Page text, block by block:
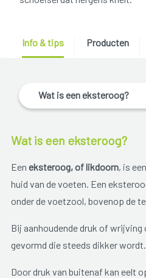
Info & tips Producten
Wat is een eksteroog?
Wat is een eksteroog?
Een eksteroog, of likdoorn, is
huid van de voeten. Een
onder de voetzool, bovenop de
Bij aanhoudende druk of wrijving
gevormd die steeds dikker wordt.
Door druk van buitenaf kan eelt